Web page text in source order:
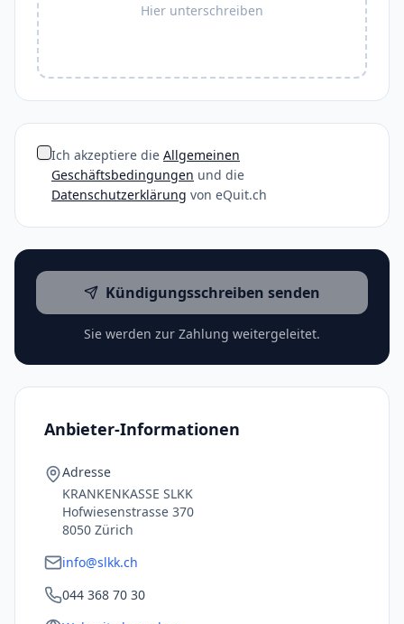
Hier unterschreiben
Ich akzeptiere die Allgemeinen
Geschäftsbedingungen und die
Datenschutzerklärung von eQuit.ch
Kündigungsschreiben senden
Sie werden zur Zahlung weitergeleitet.
Anbieter-Informationen
Adresse
KRANKENKASSE SLKK
Hofwiesenstrasse 370
8050 Zürich
info@slkk.ch
044 368 70 30